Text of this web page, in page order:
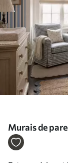
Murais de
creme e azul